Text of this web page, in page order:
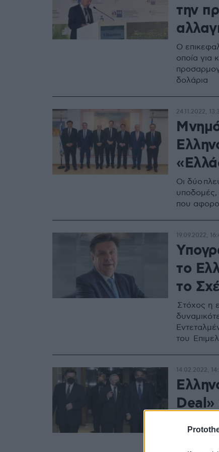
την
Ο
οποία για
δολάρια
Οι δύο
υποδομές,
που
24.11.2022,
το
το
Στόχος η
του
19.09.2022,
Deal»
14.02.2022,